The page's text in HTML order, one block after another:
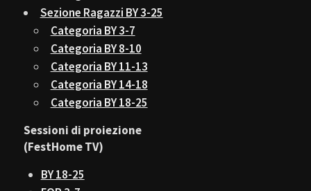
Sezione Ragazzi BY 3-25
Categoria BY 3-7
Categoria BY 8-10
Categoria BY 11-13
Categoria BY 14-18
Categoria BY 18-25
Sessioni di proiezione
(FestHome TV)
BY 18-25